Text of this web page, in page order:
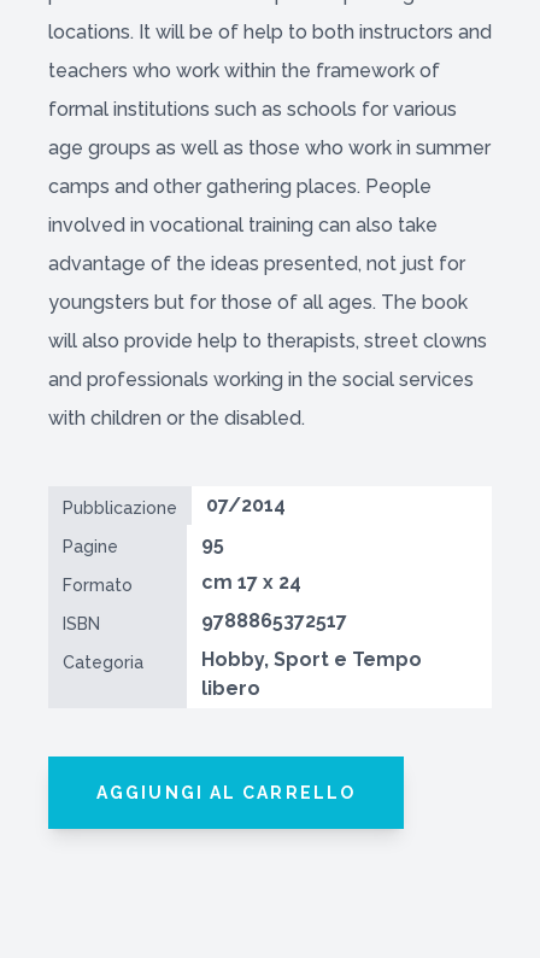
locations. It will be of help to both instructors and
teachers who work within the framework of
formal institutions such as schools for various
age groups as well as those who work in summer
camps and other gathering places. People
involved in vocational training can also take
advantage of the ideas presented, not just for
youngsters but for those of all ages. The book
will also provide help to therapists, street clowns
and professionals working in the social services
with children or the disabled.
Pubblicazione 07/2014
Pagine 95
Formato cm 17 x 24
ISBN 9788865372517
Categoria
Hobby, Sport e Tempo
libero
AGGIUNGI AL CARRELLO